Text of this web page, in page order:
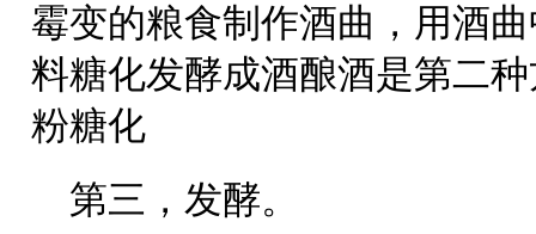
霉变的粮食制作酒曲，用酒
料糖化发酵成酒酿酒是第二
粉糖化
第三，发酵。